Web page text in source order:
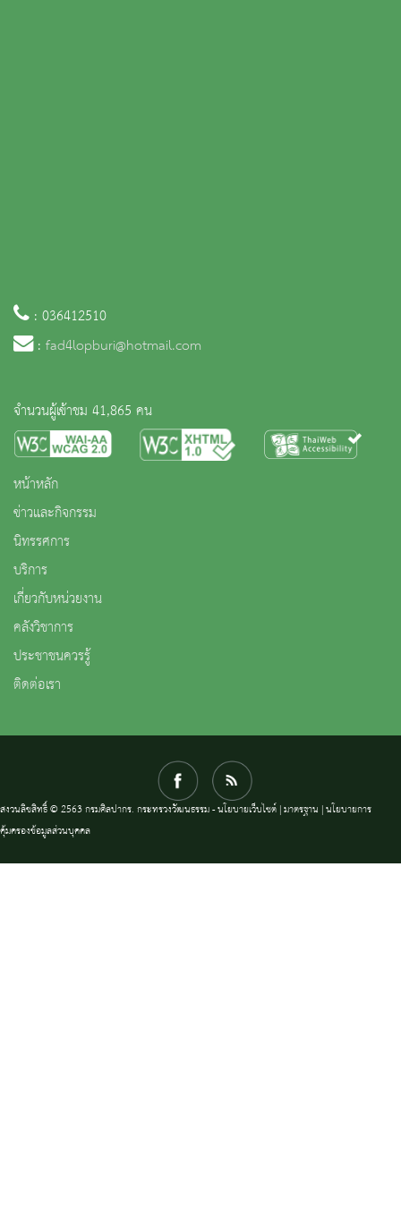
: 036412510
: fad4lopburi@hotmail.com
จำนวนผู้เข้าชม 41,865 คน
หน้าหลัก
ข่าวและกิจกรรม
นิทรรศการ
บริการ
เกี่ยวกับหน่วยงาน
คลังวิชาการ
ประชาชนควรรู้
ติดต่อเรา
สงวนลิขสิทธิ์ © 2563 กรมศิลปากร. กระทรวงวัฒนธรรม -นโยบายเว็บไซต์|มาตรฐาน |นโยบายการ
คุ้มครองข้อมูลส่วนบุคคล